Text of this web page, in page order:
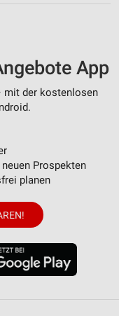
App
mit der kostenlosen
Prospekten
planen